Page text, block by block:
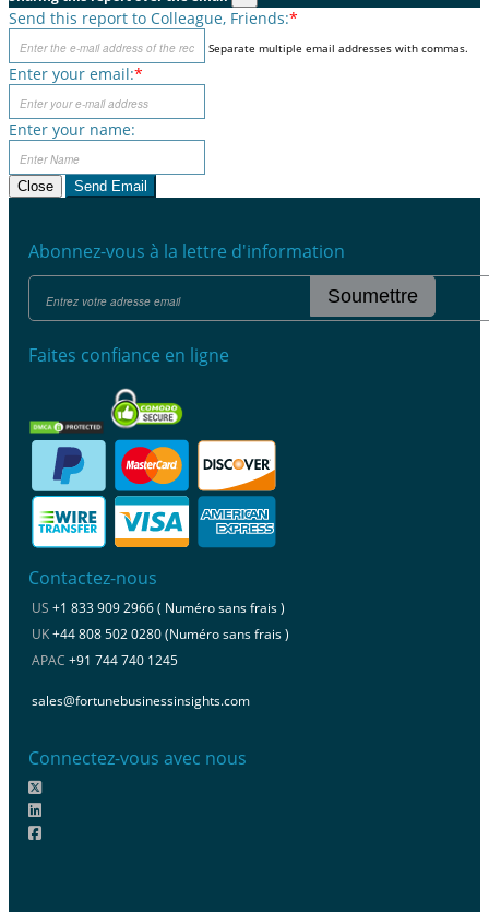
Send this report to Colleague, Friends:*
Separate multiple email addresses with commas.
Enter your email:*
Enter your name:
Close Send Email
Abonnez-vous à la lettre d'information
Soumettre
Faites confiance en ligne
Contactez-nous
US +1 833 909 2966 ( Numéro sans frais )
UK+44 808 502 0280 (Numéro sans frais )
APAC +91 744 740 1245
sales@fortunebusinessinsights.com
Connectez-vous avec nous